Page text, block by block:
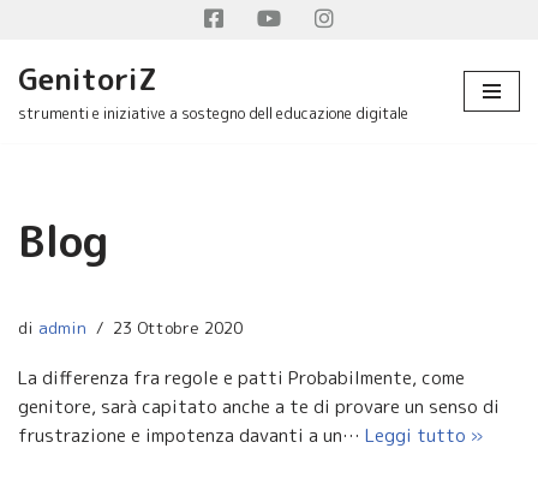
Vai
al
contenuto
FacebookYoutubeInstagram
GenitoriZ
strumenti e iniziative a sostegno dell educazione digitale
Blog
di admin 23 Ottobre 2020
La differenza fra regole e patti Probabilmente, come
genitore, sarà capitato anche a te di provare un senso di
frustrazione e impotenza davanti a un… Leggi tutto »